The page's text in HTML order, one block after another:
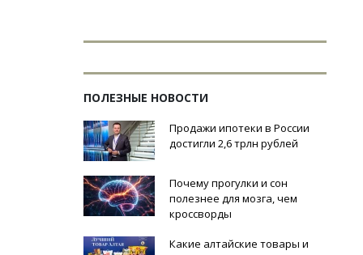
ПОЛЕЗНЫЕ НОВОСТИ
Продажи ипотеки в России
достигли 2,6 трлн рублей
Почему прогулки и сон
полезнее для мозга, чем
кроссворды
Какие алтайские товары и